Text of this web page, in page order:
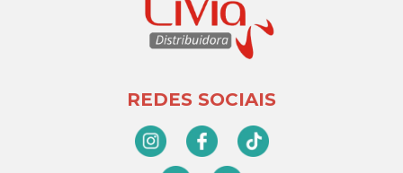
REDES SOCIAIS